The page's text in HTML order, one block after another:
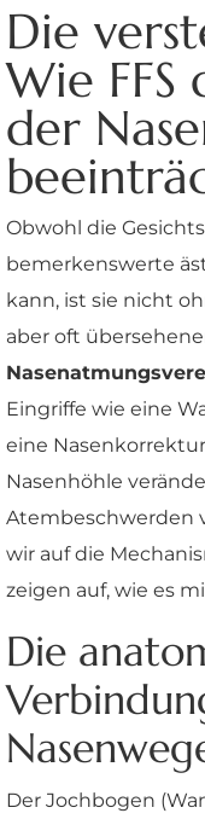
Die
Wie FFS
der
Obwohl die
bemerkenswerte
kann, ist sie nicht
aber oft
Eingriffe wie eine
eine
Nasenhöhle
Atembeschwerden
wir auf die
zeigen auf, wie es
Die
Der Jochbogen